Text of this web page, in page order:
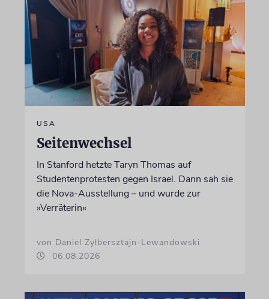
USA
Seitenwechsel
In Stanford hetzte Taryn Thomas auf
Studentenprotesten gegen Israel. Dann sah sie
die Nova-Ausstellung – und wurde zur
»Verräterin«
von Daniel Zylbersztajn-Lewandowski
06.08.2026